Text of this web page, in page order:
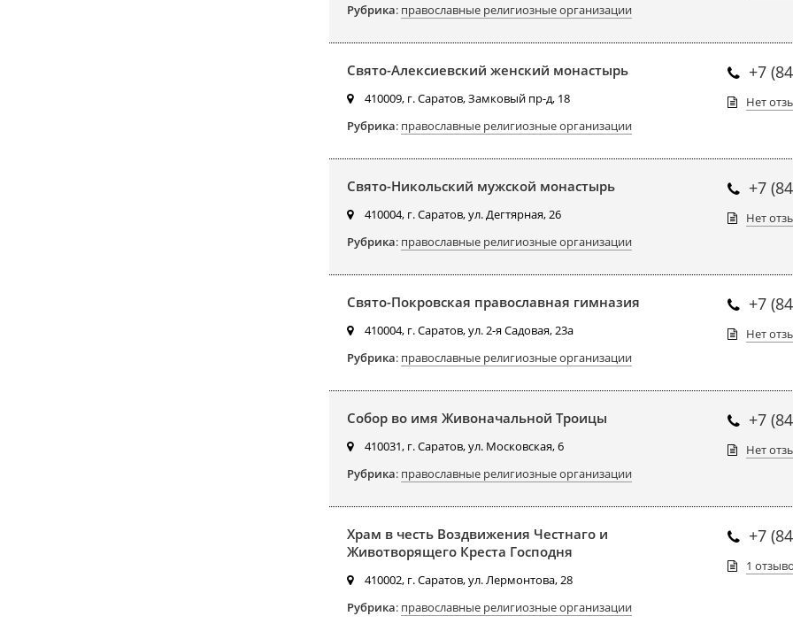
Рубрика: православные религиозные организации
Свято-Алексиевский женский монастырь
410009, г. Саратов, Замковый пр-д, 18
Рубрика: православные религиозные организации
+7
Нет
Свято-Никольский мужской монастырь
410004, г. Саратов, ул. Дегтярная, 26
Рубрика: православные религиозные организации
+7
Нет
Свято-Покровская православная гимназия
410004, г. Саратов, ул. 2-я Садовая, 23а
Рубрика: православные религиозные организации
+7
Нет
Собор во имя Живоначальной Троицы
410031, г. Саратов, ул. Московская, 6
Рубрика: православные религиозные организации
+7
Нет
Храм в честь Воздвижения Честнаго и
Животворящего Креста Господня
410002, г. Саратов, ул. Лермонтова, 28
Рубрика: православные религиозные организации
+7
1